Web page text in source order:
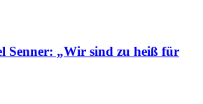
Senner: „Wir sind zu heiß für